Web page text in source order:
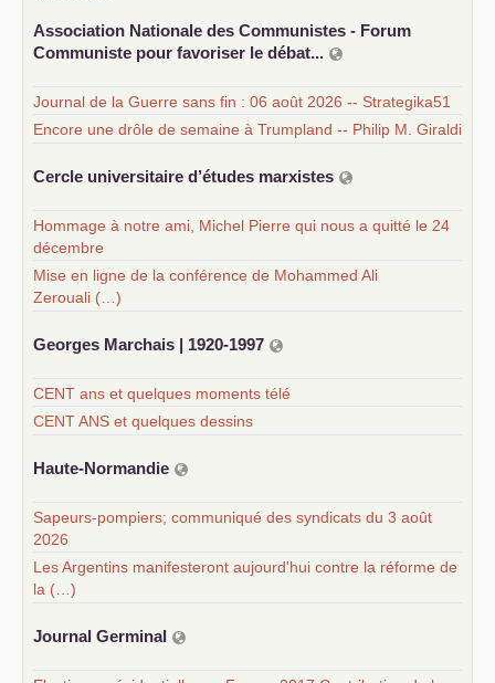
Association Nationale des Communistes - Forum
Communiste pour favoriser le débat...
Journal de la Guerre sans fin : 06 août 2026 -- Strategika51
Encore une drôle de semaine à Trumpland -- Philip M. Giraldi
Cercle universitaire d’études marxistes
Hommage à notre ami, Michel Pierre qui nous a quitté le 24
décembre
Mise en ligne de la conférence de Mohammed Ali
Zerouali (…)
Georges Marchais | 1920-1997
CENT ans et quelques moments télé
CENT ANS et quelques dessins
Haute-Normandie
Sapeurs-pompiers; communiqué des syndicats du 3 août
2026
Les Argentins manifesteront aujourd'hui contre la réforme de
la (…)
Journal Germinal